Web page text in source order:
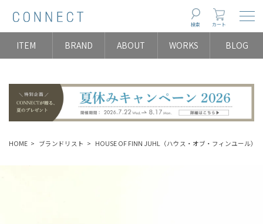
検索 カート
ITEM BRAND ABOUT WORKS BLOG
HOME ブランドリスト HOUSE OF FINN JUHL（ハウス・オブ・フィンユール）